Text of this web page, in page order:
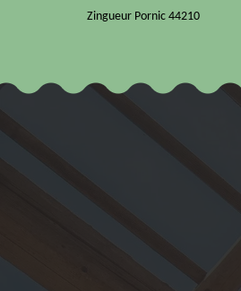
Zingueur Pornic 44210